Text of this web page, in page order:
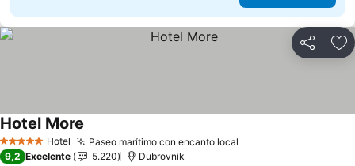
Compartir
5 Estrellas Hotel Paseo marítimo con encanto local
Hotel More
9,2 Excelente 5.220 Dubrovnik